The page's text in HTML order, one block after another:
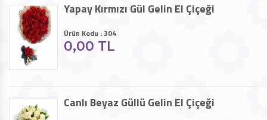
Yapay Kırmızı Gül Gelin El Çiçeği
Ürün Kodu : 304
0,00 TL
Canlı Beyaz Güllü Gelin El Çiçeği